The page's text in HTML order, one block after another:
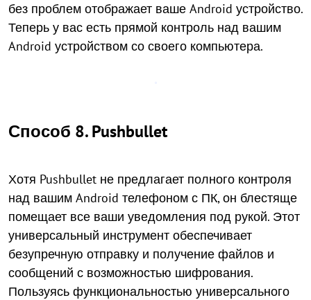
без проблем отображает ваше Android устройство.
Теперь у вас есть прямой контроль над вашим
Android устройством со своего компьютера.
Способ 8. Pushbullet
Хотя Pushbullet не предлагает полного контроля
над вашим Android телефоном с ПК, он блестяще
помещает все ваши уведомления под рукой. Этот
универсальный инструмент обеспечивает
безупречную отправку и получение файлов и
сообщений с возможностью шифрования.
Пользуясь функциональностью универсального